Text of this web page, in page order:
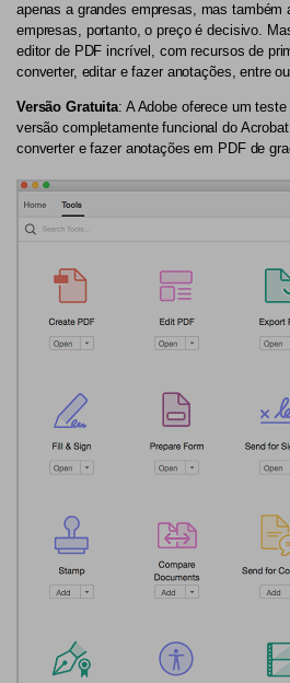
apenas a grandes empresas, mas também
empresas, portanto, o preço é decisivo.
editor de PDF incrível, com recursos de
converter, editar e fazer anotações, entre
Versão Gratuita: A Adobe oferece um
versão completamente funcional do
converter e fazer anotações em PDF de